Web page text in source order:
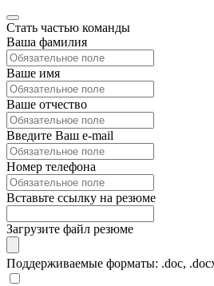
Стать частью команды
Ваша фамилия
Ваше имя
Ваше отчество
Введите Ваш e-mail
Номер телефона
Вставьте ссылку на резюме
Загрузите файл резюме
Поддерживаемые форматы: .doc,